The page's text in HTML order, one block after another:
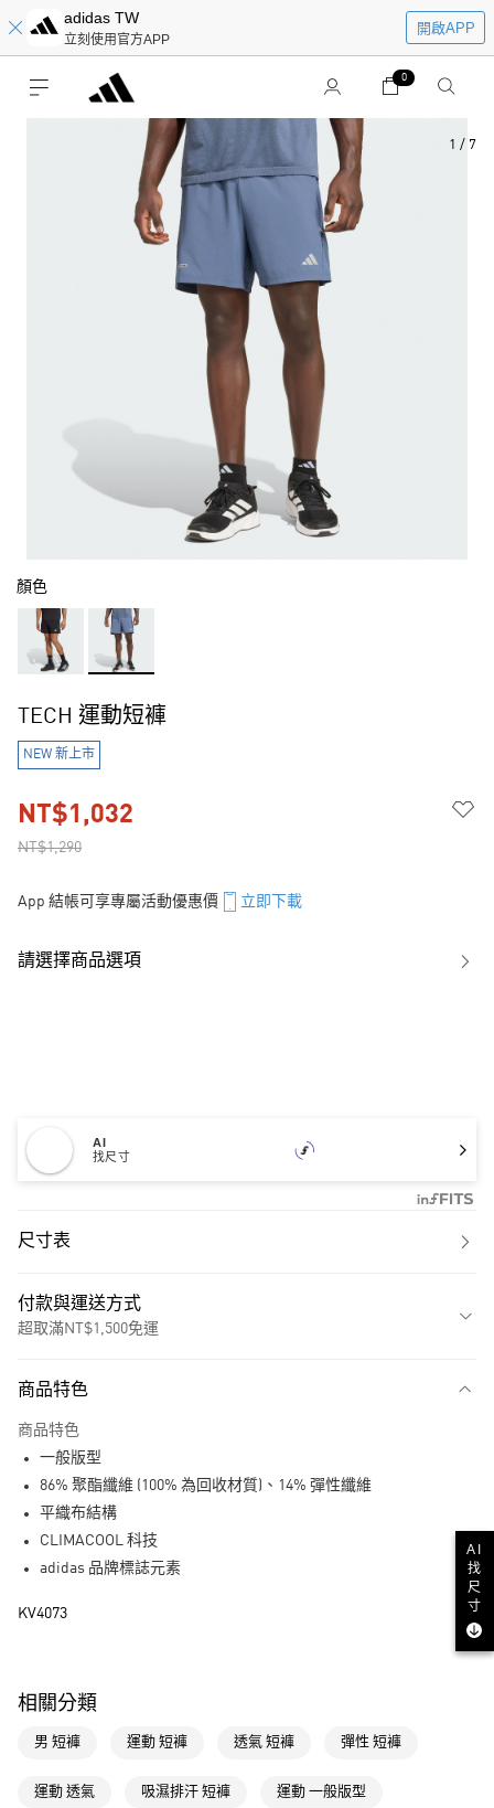
adidas TW
立刻使用官方APP
開啟APP
0
1 / 7
顏色
TECH 運動短褲
NEW 新上市
NT$1,290
NT$1,032
App 結帳可享專屬活動優惠價 立即下載
請選擇商品選項
AI
找尺寸
尺寸表
付款與運送方式
超取滿NT$1,500免運
LINE Pay
全家取貨付款
付款後全家取貨
每筆NT$80，滿NT$1,500(含以上)免運費
商品特色
商品特色
一般版型
86% 聚酯纖維 (100% 為回收材質)、14% 彈性纖維
平織布結構
CLIMACOOL 科技
adidas 品牌標誌元素
KV4073
相關分類
男 短褲 運動 短褲 透氣 短褲 彈性 短褲
運動 透氣 吸濕排汗 短褲 運動 一般版型
AI
找
尺
寸